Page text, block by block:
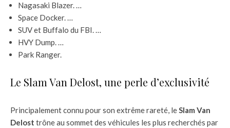
Nagasaki Blazer. …
Space Docker. …
SUV et Buffalo du FBI. …
HVY Dump. …
Park Ranger.
Le Slam Van Delost, une perle d’exclusivité
Principalement connu pour son extrême rareté, leSlam Van
Delost trône au sommet des véhicules les plus recherchés par